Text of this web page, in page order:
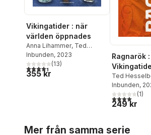
Vikingatider : när
världen öppnades
Anna Lihammer, Ted
Hesselbom
Inbunden, 2023
4,4utav 5 stjärnor. Totalt antal röster:
(13)
355 kr
Ragnarök :
det som
Ted
Lihammer
Inbunden,
4,0utav 5(1)
249 kr
Mer från samma serie